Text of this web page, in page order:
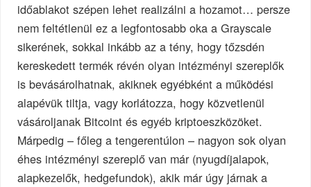
időablakot szépen lehet realizálni a hozamot… persze
nem feltétlenül ez a legfontosabb oka a Grayscale
sikerének, sokkal inkább az a tény, hogy tőzsdén
kereskedett termék révén olyan intézményi szereplők
is bevásárolhatnak, akiknek egyébként a működési
alapévük tiltja, vagy korlátozza, hogy közvetlenül
vásároljanak Bitcoint és egyéb kriptoeszközöket.
Márpedig – főleg a tengerentúlon – nagyon sok olyan
éhes intézményi szereplő van már (nyugdíjalapok,
alapkezelők, hedgefundok), akik már úgy járnak a